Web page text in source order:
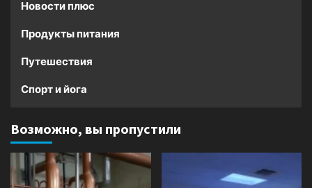
Новости плюс
Продукты питания
Путешествия
Спорт и йога
Возможно, вы пропустили